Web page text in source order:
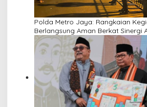
Polda Metro Jaya: Rangkaian
Berlangsung Aman Berkat Sinergi
Masyarakat